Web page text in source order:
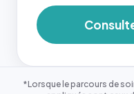
*Lorsque le parcours de